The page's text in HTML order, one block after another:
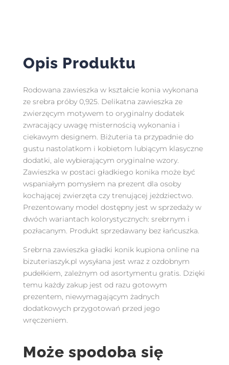
Opis Produktu
Rodowana zawieszka w kształcie konia wykonana
ze srebra próby 0,925. Delikatna zawieszka ze
zwierzęcym motywem to oryginalny dodatek
zwracający uwagę misternością wykonania i
ciekawym designem. Biżuteria ta przypadnie do
gustu nastolatkom i kobietom lubiącym klasyczne
dodatki, ale wybierającym oryginalne wzory.
Zawieszka w postaci gładkiego konika może być
wspaniałym pomysłem na prezent dla osoby
kochającej zwierzęta czy trenującej jeżdziectwo.
Prezentowany model dostępny jest w sprzedaży w
dwóch wariantach kolorystycznych: srebrnym i
pozłacanym. Produkt sprzedawany bez łańcuszka.
Srebrna zawieszka gładki konik kupiona online na
bizuteriaszyk.pl wysyłana jest wraz z ozdobnym
pudełkiem, zależnym od asortymentu gratis. Dzięki
temu każdy zakup jest od razu gotowym
prezentem, niewymagającym żadnych
dodatkowych przygotowań przed jego
wręczeniem.
Może spodoba się